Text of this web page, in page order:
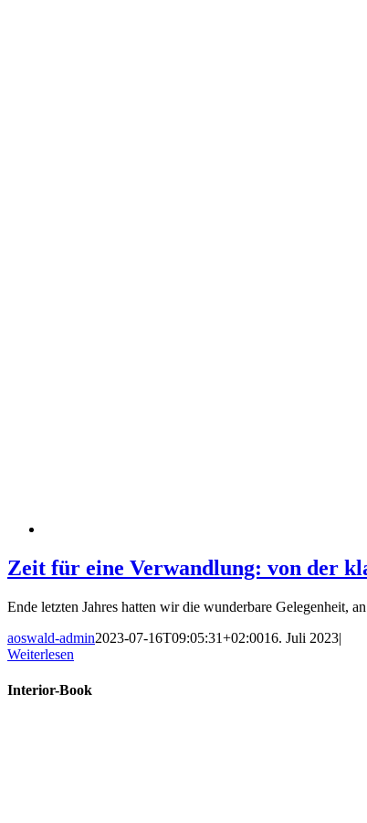
Zeit für eine Verwandlung: von der
Ende letzten Jahres hatten wir die wunderbare Gelegenheit,
aoswald-admin2023-07-16T09:05:31+02:0016. Juli 2023|
Weiterlesen
Interior-Book